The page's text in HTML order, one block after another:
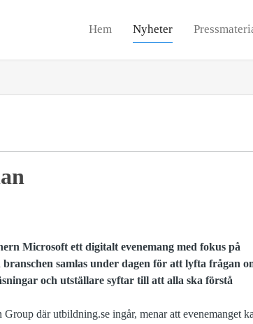
Hem Nyheter
Microsoft ett digitalt evenemang med fokus på
samlas under dagen för att lyfta frågan
och utställare syftar till att alla ska förstå
där utbildning.se ingår, menar att evenemanget